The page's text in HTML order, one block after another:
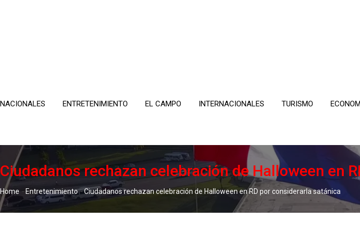
NACIONALES ENTRETENIMIENTO EL CAMPO INTERNACIONALES TURISMO
Ciudadanos rechazan celebración de Halloween en
Home - Entretenimiento-Ciudadanos rechazan celebración de Halloween en RD por considerarla satánica